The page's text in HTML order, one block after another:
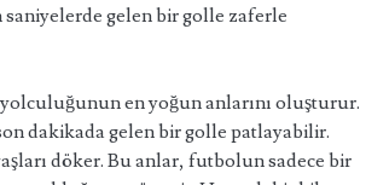
gelen bir golle zaferle
en yoğun anlarını oluşturur.
dakikada gelen bir golle patlayabilir.
döker. Bu anlar, futbolun sadece bir